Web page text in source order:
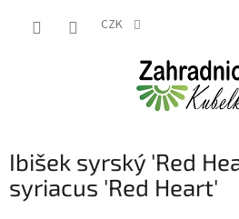
CZK
Ibišek syrský 'Red
syriacus 'Red Heart'